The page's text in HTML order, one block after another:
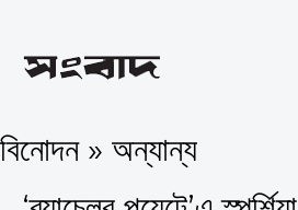
বিনোদন » অন্যান্য